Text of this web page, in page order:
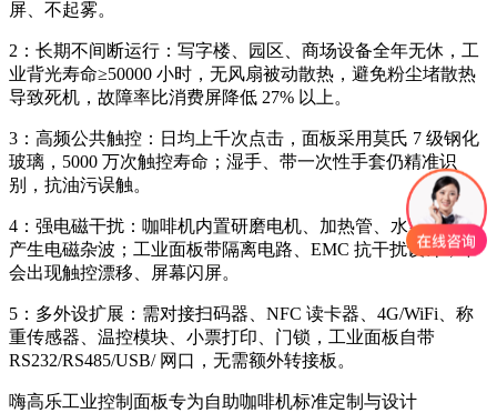
屏、不起雾。
2：长期不间断运行：写字楼、园区、商场设备全年无休，工
业背光寿命≥50000 小时，无风扇被动散热，避免粉尘堵散热
导致死机，故障率比消费屏降低 27% 以上。
3：高频公共触控：日均上千次点击，面板采用莫氏 7 级钢化
玻璃，5000 万次触控寿命；湿手、带一次性手套仍精准识
别，抗油污误触。
4：强电磁干扰：咖啡机内置研磨电机、加热管、水泵，启停
产生电磁杂波；工业面板带隔离电路、EMC 抗干扰设计，不
会出现触控漂移、屏幕闪屏。
5：多外设扩展：需对接扫码器、NFC 读卡器、4G/WiFi、称
重传感器、温控模块、小票打印、门锁，工业面板自带
RS232/RS485/USB/ 网口，无需额外转接板。
嗨高乐工业控制面板专为自助咖啡机标准定制与设计